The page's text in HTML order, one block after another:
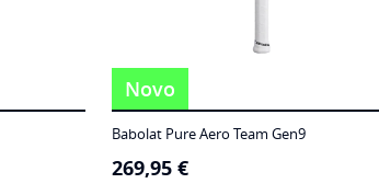
Novo
Babolat Pure Aero Team Gen9
269,95 €